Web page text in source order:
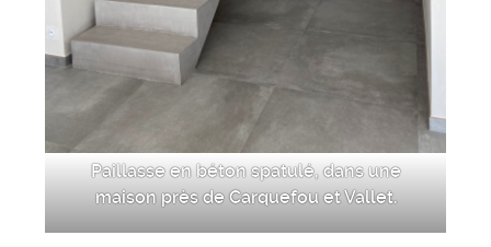
Paillasse en béton spatulé, dans une
maison près de Carquefou et Vallet.